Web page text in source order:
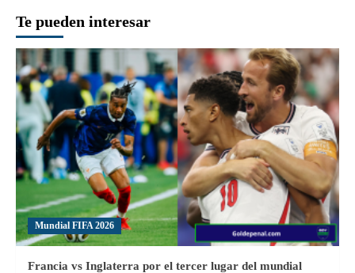
Pantoja
y
Cibao
este
viernes
por
el
título
del
TNC
Sub-
18
Te pueden interesar
Mundial FIFA 2026
Francia vs Inglaterra por el tercer lugar del mundial